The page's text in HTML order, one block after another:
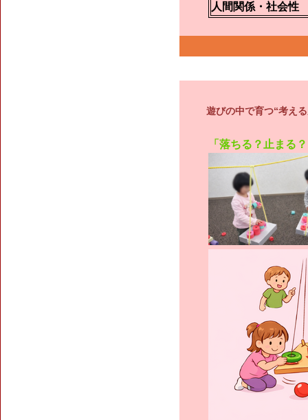
人間関係・社会性
遊びの中で育つ“考え
「落ちる？止まる